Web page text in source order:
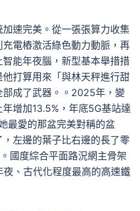
速完美。從一張張算力收集
電樁激活綠色動力動脈，再
能年夜腦，新型基本舉措措
打算用來「與林天秤進行甜
成了武器。。2025年，變
增加13.5%，年底5G基站達
最愛的那盆完美對稱的盆
左邊的葉子比右邊的長了零
國度綜合平面路況網主骨架
、古代化程度最高的高速鐵